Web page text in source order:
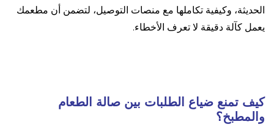
الحديثة، وكيفية تكاملها مع منصات التوصيل، لتضمن أن مطعمك
يعمل كآلة دقيقة لا تعرف الأخطاء.
كيف تمنع ضياع الطلبات بين صالة الطعام
والمطبخ؟